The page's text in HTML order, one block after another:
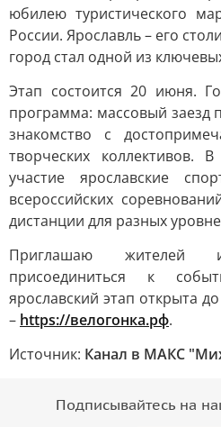
юбилею туристического
России. Ярославль – его
город стал одной из
Этап состоится 20 июня.
программа: массовый заезд
знакомство с
творческих коллективов.
участие ярославские
всероссийских
дистанции для разных
Приглашаю жителей
присоединиться к
ярославский этап открыта
– https://велогонка.рф.
Источник: Канал в МАКС
Подписывайтесь на